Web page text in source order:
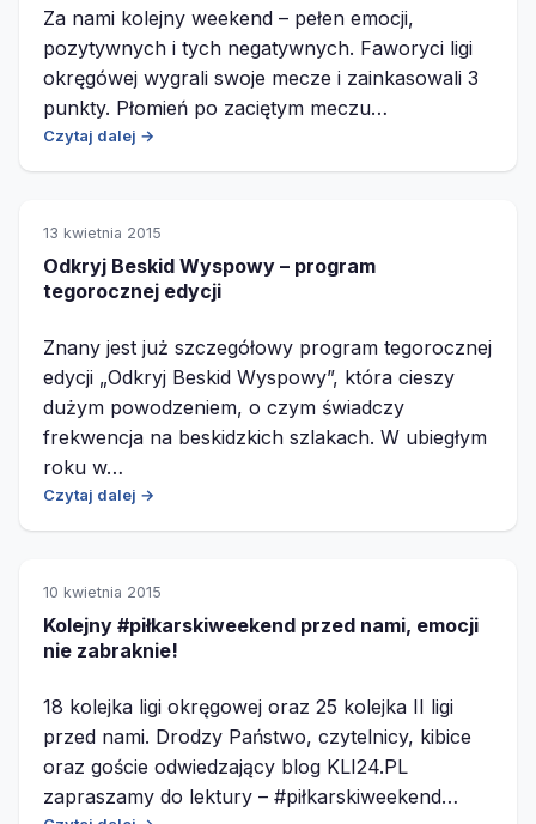
Za nami kolejny weekend – pełen emocji,
pozytywnych i tych negatywnych. Faworyci ligi
okręgówej wygrali swoje mecze i zainkasowali 3
punkty. Płomień po zaciętym meczu…
Czytaj dalej →
13 kwietnia 2015
Odkryj Beskid Wyspowy – program
tegorocznej edycji
Znany jest już szczegółowy program tegorocznej
edycji „Odkryj Beskid Wyspowy”, która cieszy
dużym powodzeniem, o czym świadczy
frekwencja na beskidzkich szlakach. W ubiegłym
roku w…
Czytaj dalej →
10 kwietnia 2015
Kolejny #piłkarskiweekend przed nami, emocji
nie zabraknie!
18 kolejka ligi okręgowej oraz 25 kolejka II ligi
przed nami. Drodzy Państwo, czytelnicy, kibice
oraz goście odwiedzający blog KLI24.PL
zapraszamy do lektury – #piłkarskiweekend…